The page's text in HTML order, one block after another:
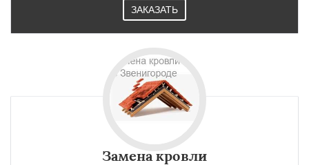
Ногинск Одинцово
Павловский Посад Пересвет Подольск
Сергиев Посад
Солнечногорск Купавна
ЗАКАЗАТЬ
Замена кровли